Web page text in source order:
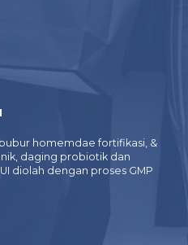
homemdae fortifikasi, &
daging probiotik dan
diolah dengan proses GMP